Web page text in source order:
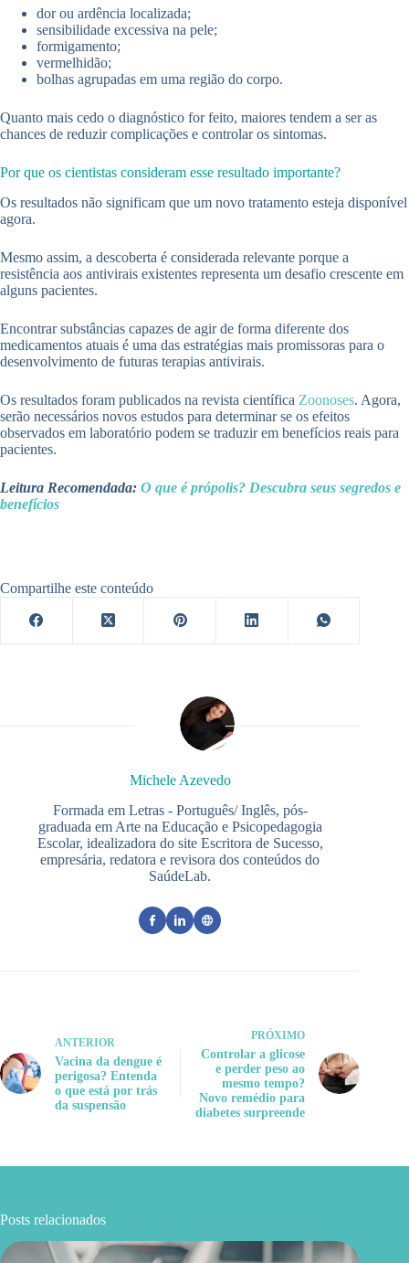
dor ou ardência localizada;
sensibilidade excessiva na pele;
formigamento;
vermelhidão;
bolhas agrupadas em uma região do corpo.
Quanto mais cedo o diagnóstico for feito, maiores tendem a ser as
chances de reduzir complicações e controlar os sintomas.
Por que os cientistas consideram esse resultado importante?
Os resultados não significam que um novo tratamento esteja disponível
agora.
Mesmo assim, a descoberta é considerada relevante porque a
resistência aos antivirais existentes representa um desafio crescente em
alguns pacientes.
Encontrar substâncias capazes de agir de forma diferente dos
medicamentos atuais é uma das estratégias mais promissoras para o
desenvolvimento de futuras terapias antivirais.
Os resultados foram publicados na revista científica Zoonoses. Agora,
serão necessários novos estudos para determinar se os efeitos
observados em laboratório podem se traduzir em benefícios reais para
pacientes.
Leitura Recomendada: O que é própolis? Descubra seus segredos e
benefícios
Compartilhe este conteúdo
Michele Azevedo
Formada em Letras - Português/ Inglês, pós-
graduada em Arte na Educação e Psicopedagogia
Escolar, idealizadora do site Escritora de Sucesso,
empresária, redatora e revisora dos conteúdos do
SaúdeLab.
ANTERIOR
Vacina da dengue é
perigosa? Entenda
o que está por trás
da suspensão
PRÓXIMO
Controlar a glicose
e perder peso ao
mesmo tempo?
Novo remédio para
diabetes surpreende
Posts relacionados